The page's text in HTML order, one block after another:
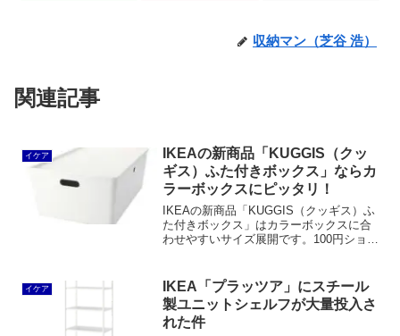
収納マン（芝谷 浩）
関連記事
イケア
IKEAの新商品「KUGGIS（クッ
ギス）ふた付きボックス」ならカ
ラーボックスにピッタリ！
IKEAの新商品「KUGGIS（クッギス）ふ
た付きボックス」はカラーボックスに合
わせやすいサイズ展開です。100円ショッ
ています。
イケア
IKEA「プラッツア」にスチール
製ユニットシェルフが大量投入さ
れた件